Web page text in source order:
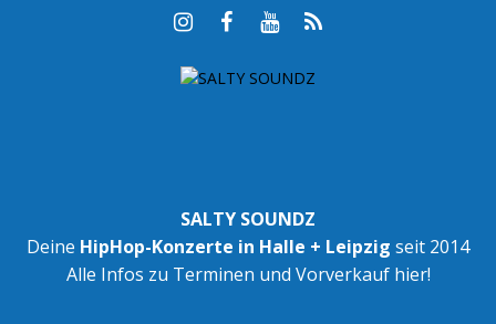
SALTY SOUNDZ
Deine HipHop-Konzerte in Halle + Leipzig seit 2014
Alle Infos zu Terminen und Vorverkauf hier!